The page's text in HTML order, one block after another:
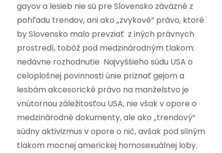
gayov a lesieb nie sú pre Slovensko záväzné z
pohľadu trendov, ani ako „zvykové“ právo, ktoré
by Slovensko malo prevziať z iných právnych
prostredí, tobôž pod medzinárodným tlakom:
nedávne rozhodnutie Najvyššieho súdu USA o
celoplošnej povinnosti únie priznať gejom a
lesbám akcesorické právo na manželstvo je
vnútornou záležitosťou USA, nie však v opore o
medzinárodné dokumenty, ale ako „trendový“
súdny aktivizmus v opore o nič, avšak pod silným
tlakom mocnej americkej homosexuálnej loby.